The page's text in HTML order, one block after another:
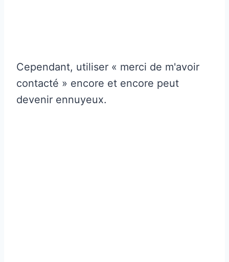
Cependant, utiliser « merci de m'avoir
contacté » encore et encore peut
devenir ennuyeux.